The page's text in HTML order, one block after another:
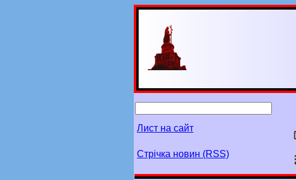
Лист на сайт
Стрічка новин (RSS)